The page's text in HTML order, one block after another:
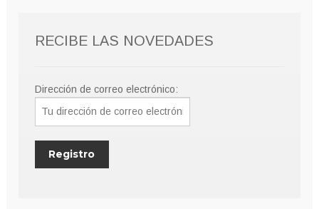
RECIBE LAS NOVEDADES
Dirección de correo electrónico: